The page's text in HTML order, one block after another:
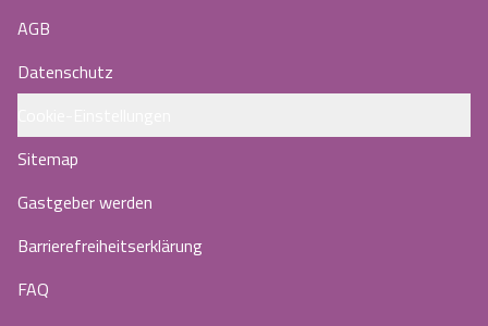
AGB
Datenschutz
Sitemap
Gastgeber werden
Barrierefreiheitserklärung
FAQ